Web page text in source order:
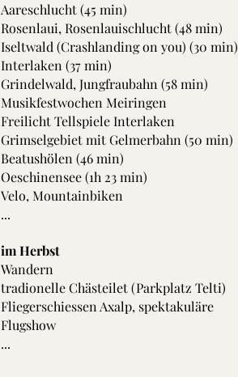
Aareschlucht (45 min)
Rosenlaui, Rosenlauischlucht (48 min)
Iseltwald (Crashlanding on you) (30 min)
Interlaken (37 min)
Grindelwald, Jungfraubahn (58 min)
Musikfestwochen Meiringen
Freilicht Tellspiele Interlaken
Grimselgebiet mit Gelmerbahn (50 min)
Beatushölen (46 min)
Oeschinensee (1h 23 min)
Velo, Mountainbiken
...
im Herbst
Wandern
tradionelle Chästeilet (Parkplatz Telti)
Fliegerschiessen Axalp, spektakuläre
Flugshow
...